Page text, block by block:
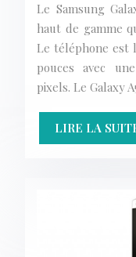
Le Samsung
haut de gamme
Le téléphone est
pouces avec
pixels. Le Galaxy
LIRE LA